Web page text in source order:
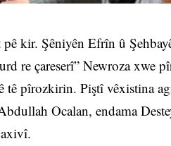
kir. Şêniyên Efrîn û
re çareserî” Newroza xwe
tê pîrozkirin. Piştî vêxistina
Ocalan, endama